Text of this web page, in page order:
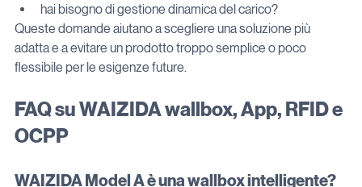
hai bisogno di gestione dinamica del carico?
Queste domande aiutano a scegliere una soluzione più
adatta e a evitare un prodotto troppo semplice o poco
flessibile per le esigenze future.
FAQ su WAIZIDA wallbox, App, RFID e
OCPP
WAIZIDA Model A è una wallbox intelligente?